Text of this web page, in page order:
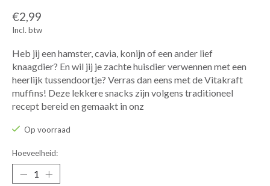
€2,99
Incl. btw
Heb jij een hamster, cavia, konijn of een ander lief
knaagdier? En wil jij je zachte huisdier verwennen met een
heerlijk tussendoortje? Verras dan eens met de Vitakraft
muffins! Deze lekkere snacks zijn volgens traditioneel
recept bereid en gemaakt in onz
Op voorraad
Hoeveelheid: